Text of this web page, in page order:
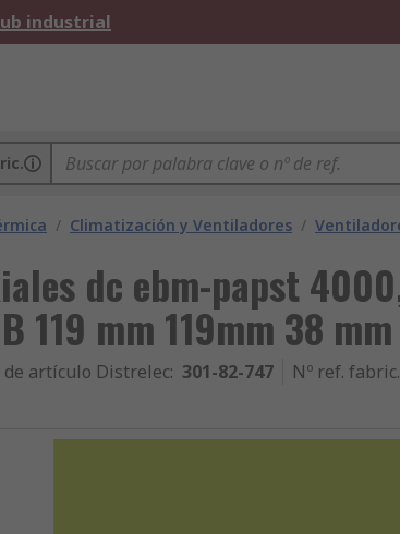
industrial
/ Climatización y Ventiladores /
dc ebm-papst
119 mm 119mm 38 mm
de artículo Distrelec: 301-82-747 Nº ref. fabric.